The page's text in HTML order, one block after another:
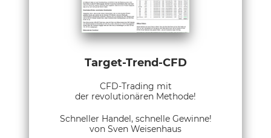
Target-Trend-CFD
CFD-Trading mit
der revolutionären Methode!
Schneller Handel, schnelle Gewinne!
von Sven Weisenhaus